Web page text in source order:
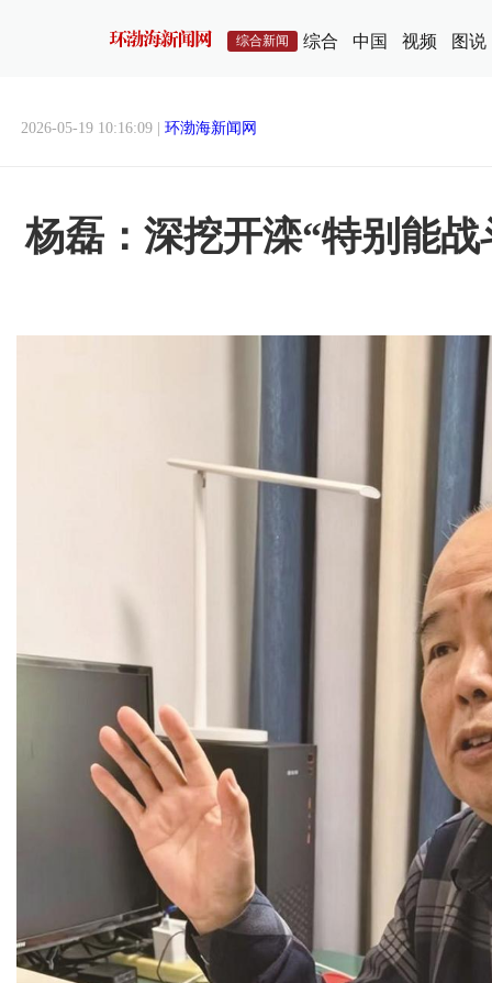
综合新闻 综合 中国 视频 图说
2026-05-19 10:16:09 | 环渤海新闻网
杨磊：深挖开滦“特别能